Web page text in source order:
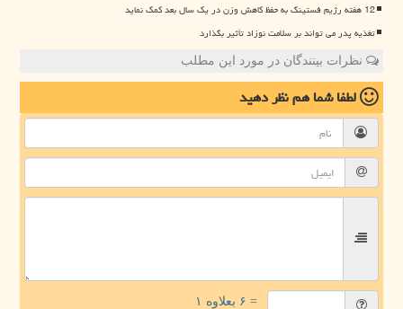
12 هفته رژیم فستینگ به حفظ کاهش وزن در یک سال بعد کمک نماید
تغذیه پدر می تواند بر سلامت نوزاد تأثیر بگذارد
نظرات بینندگان در مورد این مطلب
لطفا شما همنظر دهید
= ۶ بعلاوه ۱